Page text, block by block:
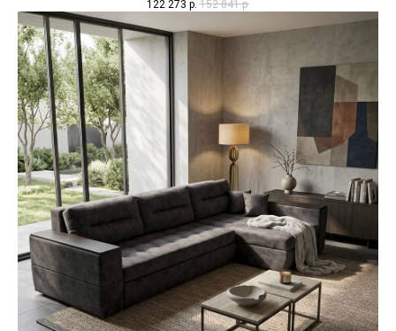
122 273 р. 152 841 р.